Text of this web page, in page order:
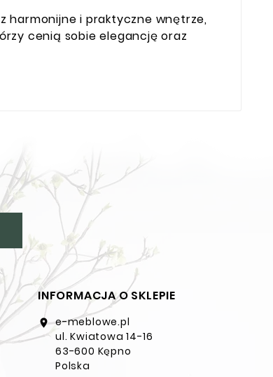
harmonijne i praktyczne wnętrze,
cenią sobie elegancję oraz
INFORMACJA O SKLEPIE
location_on e-meblowe.pl
ul. Kwiatowa 14-16
63-600 Kępno
Polska